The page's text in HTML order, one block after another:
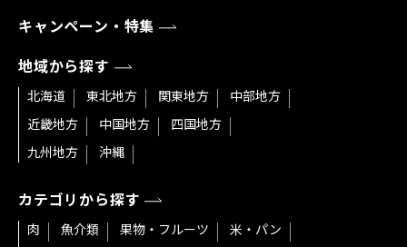
キャンペーン・特集
地域から探す
北海道 東北地方 関東地方
中部地方
近畿地方
中国地方
四国地方
九州地方
沖縄
カテゴリから探す
肉 魚介類 果物・フルーツ
米・パン